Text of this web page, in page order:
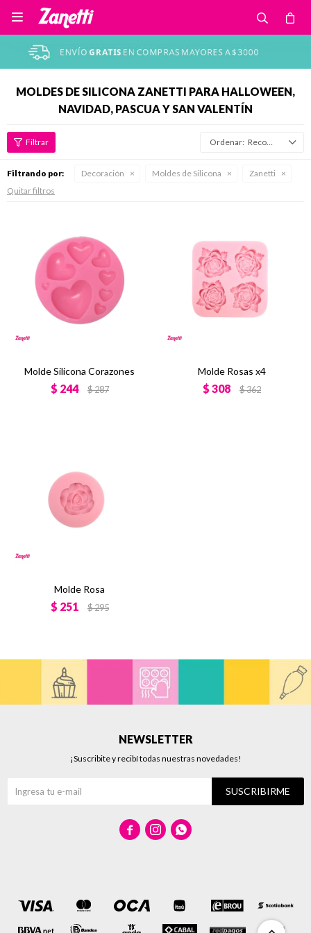

MOLDES DE SILICONA ZANETTI PARA HALLOWEEN,
NAVIDAD, PASCUA Y SAN VALENTÍN
Recomendados
Filtrando por: Decoración Moldes de Silicona
Zanetti
Quitar filtros
Molde Silicona Corazones
$ 244 $287
Molde Rosas x4
$ 308 $362
Molde Rosa
$ 251 $295
NEWSLETTER
¡Suscribite y recibí todas nuestras novedades!
SUSCRIBIRME
  